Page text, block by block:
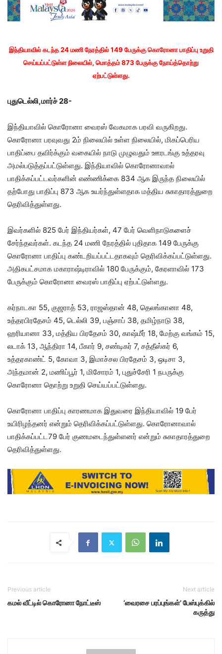
இந்தியாவில் கடந்த 24 மணி நேரத்தில் 149 பேருக்கு கொரோனா பாதிப்பு உறுதி
செய்யப்பட்டுள்ள நிலையில், மொத்தம் 873 பேருக்கு நோய்த்தொற்று
ஏற்பட்டுள்ளது.
புதுடெல்லி,மார்ச் 28-
இந்தியாவில் கொரோனா வைரஸ் வேகமாக பரவி வருகிறது.
கொரோனா பரவுவது 2ம் நிலையில் உள்ள நிலையில், மிகப்பெரிய
பாதிப்பை தவிர்க்கும் வகையில் நாடு முழுவதும் ஊரடங்கு உத்தரவு
அமல்படுத்தப்பட்டுள்ளது. இந்தியாவில் கொரோனாவால்
பாதிக்கப்பட்டவர்களின் எண்ணிக்கை 834 ஆக இருந்த நிலையில்
தற்போது பாதிப்பு 873 ஆக உயர்ந்துள்ளதாக மத்திய சுகாதாரத்துறை
தெரிவித்துள்ளது.
இவர்களில் 825 பேர் இந்தியர்கள், 47 பேர் வெளிநாடுகளைச்
சேர்ந்தவர்கள். கடந்த 24 மணி நேரத்தில் புதிதாக 149 பேருக்கு
கொரோனா பாதிப்பு கண்டறியப்பட்டதாகவும் தெரிவிக்கப்பட்டுள்ளது.
அதிகபட்சமாக மகாராஷ்டிராவில் 180 பேருக்கும், கேரளாவில் 173
பேருக்கும் கொரோனா வைரஸ் பாதிப்பு ஏற்பட்டுள்ளது.
கர்நாடகா 55, குஜராத் 53, ராஜஸ்தான் 48, தெலங்கானா 48,
உத்தரபிரதேசம் 45, டெல்லி 39, பஞ்சாப் 38, தமிழ்நாடு 38,
ஹரியானா 33, மத்திய பிரதேசம் 30, காஷ்மீர் 18, மேற்கு வங்கம் 15,
லடாக் 13, ஆந்திரா 14, பீகார் 9, சண்டிகர் 7, சத்தீஸ்கர் 6,
உத்தரகாண்ட் 5, கோவா 3, இமாச்சல பிரதேசம் 3, ஒடிசா 3,
அந்தமான் 2, மணிப்பூர் 1, மிசோரம் 1, புதுச்சேரி 1 நபருக்கு
கொரோனா தொற்று உறுதி செய்யப்பட்டுள்ளது.
கொரோனா பாதிப்பு காரணமாக இதுவரை இந்தியாவில் 19 பேர்
உயிரிழந்தனர் என்றும் தெரிவிக்கப்பட்டுள்ளது. கொரோனாவால்
பாதிக்கப்பட்ட79 பேர் குணமடைந்துள்ளனர் என்றும் சுகாதாரத்துறை
தெரிவித்துள்ளது.
Previous article
கமல் வீட்டில் கொரோனா நோட்டீஸ்
Next article
‘வைரசை பரப்புங்கள்’ பேஸ்புக்கில்
கருத்து